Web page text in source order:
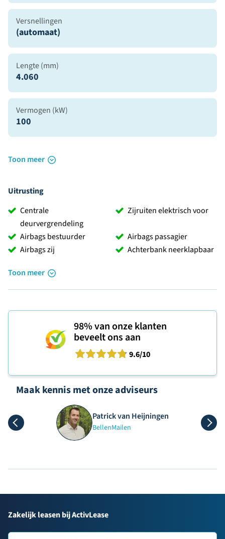
Versnellingen
(automaat)
Lengte (mm)
4.060
Vermogen (kW)
100
Toon meer
Uitrusting
Centrale
deurvergrendeling
Zijruiten elektrisch voor
Airbags bestuurder
Airbags passagier
Airbags zij
Achterbank neerklapbaar
Toon meer
98%van onze klanten
beveelt ons aan
9.6/10
Maak kennis met onze adviseurs
Patrick van Heijningen
BellenMailen
Zakelijk leasen bij ActivLease